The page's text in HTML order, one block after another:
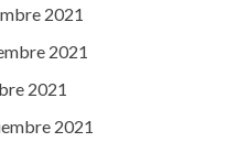
2021
2021
2021
2021